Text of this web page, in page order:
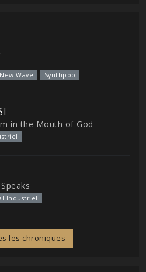
New Wave Synthpop
in the Mouth of God
Industriel
les chroniques